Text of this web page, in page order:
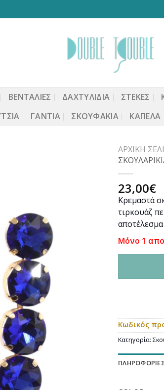
ΒΕΝΤΆΛΙΕΣ ΔΑΧΤΥΛΙΔΙΑ ΣΤΈΚΕΣ
ΓΆΝΤΙΑ ΣΚΟΥΦΆΚΙΑ ΚΑΠΈΛΑ
ΑΡΧΙΚΉ
23,00€
Κρεμαστά
τιρκουάζ
Μόνο 1
Κωδικός
Κατηγορία: